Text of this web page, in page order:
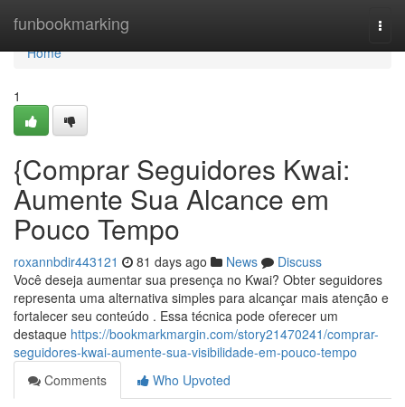
funbookmarking
Home
Home
1
{Comprar Seguidores Kwai:
Aumente Sua Alcance em
Pouco Tempo
roxannbdir443121 81 days ago News
Discuss
Você deseja aumentar sua presença no Kwai? Obter seguidores
representa uma alternativa simples para alcançar mais atenção e
fortalecer seu conteúdo . Essa técnica pode oferecer um
destaque https://bookmarkmargin.com/story21470241/comprar-
seguidores-kwai-aumente-sua-visibilidade-em-pouco-tempo
Comments
Who Upvoted